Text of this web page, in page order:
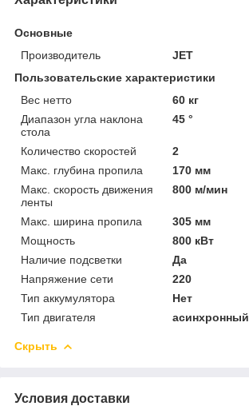
Основные
Производитель
JET
Пользовательские характеристики
Вес нетто
60 кг
Диапазон угла наклона
стола
45 °
Количество скоростей
2
Макс. глубина пропила
170 мм
Макс. скорость движения
ленты
800 м/мин
Макс. ширина пропила
305 мм
Мощность
800 кВт
Наличие подсветки
Да
Напряжение сети
220
Тип аккумулятора
Нет
Тип двигателя
асинхронный
Скрыть
Условия доставки